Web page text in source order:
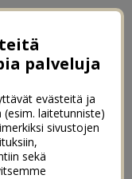
palveluja
evästeitä ja
laitetunniste)
sivustojen
sekä